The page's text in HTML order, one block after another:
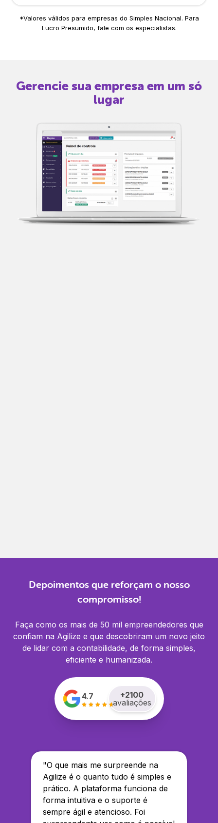
*Valores válidos para empresas do Simples Nacional. Para
Lucro Presumido, fale com os especialistas.
Gerencie sua empresa em um só
lugar
Depoimentos que reforçam o nosso
compromisso!
Faça como os mais de 50 mil empreendedores que
confiam na Agilize e que descobriram um novo jeito
de lidar com a contabilidade, de forma simples,
eficiente e humanizada.
4.7 +2100
avaliações
"O que mais me surpreende na
Agilize é o quanto tudo é simples e
prático. A plataforma funciona de
forma intuitiva e o suporte é
sempre ágil e atencioso. Foi